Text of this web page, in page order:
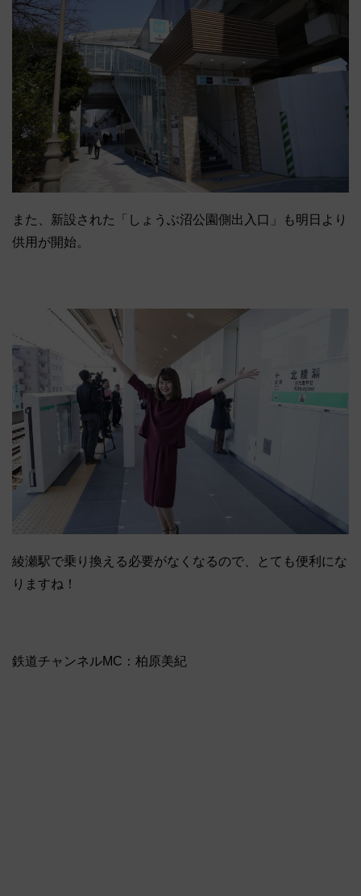
また、新設された「しょうぶ沼公園側出入口」も明日より
供用が開始。
綾瀬駅で乗り換える必要がなくなるので、とても便利にな
りますね！
鉄道チャンネルMC：柏原美紀